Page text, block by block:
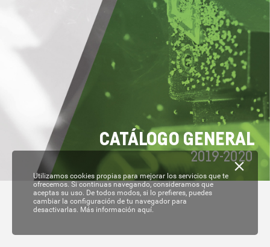
2019-2020
CATÁLOGO GENERAL
Utilizamos cookies propias para mejorar los servicios que te
ofrecemos. Si continuas navegando, consideramos que
aceptas su uso. De todos modos, si lo prefieres, puedes
cambiar la configuración de tu navegador para
desactivarlas. Más información aquí.